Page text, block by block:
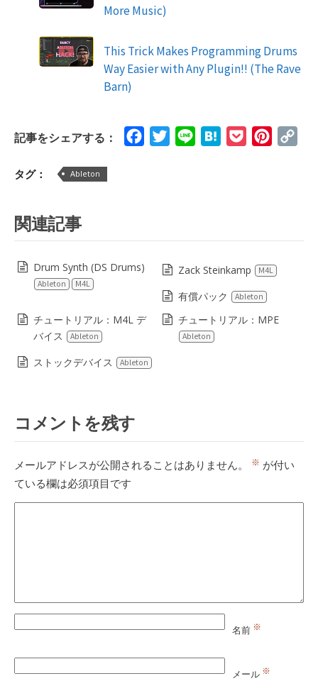
More Music)
This Trick Makes Programming Drums
Way Easier with Any Plugin!! (The Rave
Barn)
記事をシェアする： FacebookTwitterLine HatenaPocket
タグ： Ableton
関連記事
Drum Synth (DS Drums)
Ableton M4L
Zack Steinkamp M4L
有償パック Ableton
チュートリアル：M4L デ
バイス
Ableton
チュートリアル：MPE
Ableton
ストックデバイス Ableton
コメントを残す
メールアドレスが公開されることはありません。 ※ が付い
ている欄は必須項目です
名前 ※
メール ※